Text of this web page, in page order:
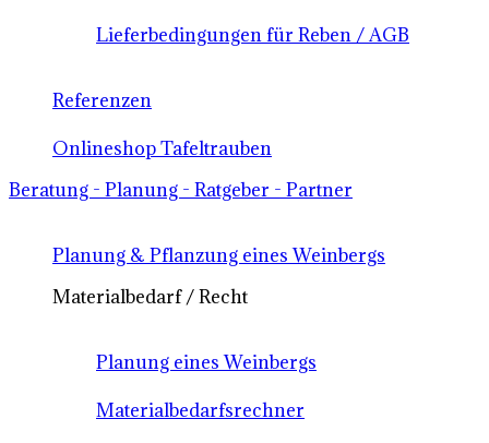
Lieferbedingungen für Reben / AGB
Referenzen
Onlineshop Tafeltrauben
Beratung - Planung - Ratgeber - Partner
Planung & Pflanzung eines Weinbergs
Materialbedarf / Recht
Planung eines Weinbergs
Materialbedarfsrechner